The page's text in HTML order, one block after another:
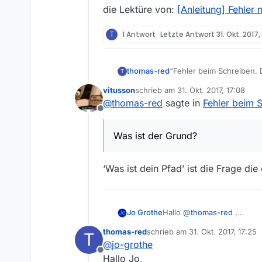
die Lektüre von: [Anleitung] Fehler
T 1 Antwort Letzte Antwort 31. Okt. 2017,
T thomas-red“Fehler beim
Download kommt die
Offline
vitussonschrieb am 31. Okt. 2017, 17:08
zuletzt editiert von
@thomas-red sagte in Fehler beim
Was ist der Grund?
‘Was ist dein Pfad’ ist die Frage
Jo GrotheHallo @thomas-red ,
Lektüre von:[Anleitung]
T
Offline
thomas-redschrieb am 31. Okt. 2017, 17:25
zuletzt editiert von
@jo-grothe
Hallo Jo,